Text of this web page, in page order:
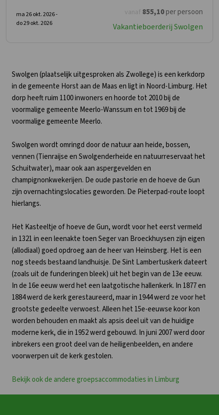
vanaf 855,10per persoon
ma 26 okt. 2026 -
do 29 okt. 2026
Vakantieboerderij Swolgen
Swolgen (plaatselijk uitgesproken als Zwollege) is een kerkdorp
in de gemeente Horst aan de Maas en ligt in Noord-Limburg. Het
dorp heeft ruim 1100 inwoners en hoorde tot 2010 bij de
voormalige gemeente Meerlo-Wanssum en tot 1969 bij de
voormalige gemeente Meerlo.
Swolgen wordt omringd door de natuur aan heide, bossen,
vennen (Tienraijse en Swolgenderheide en natuurreservaat het
Schuitwater), maar ook aan aspergevelden en
champignonkwekerijen. De oude pastorie en de hoeve de Gun
zijn overnachtingslocaties geworden. De Pieterpad-route loopt
hierlangs.
Het Kasteeltje of hoeve de Gun, wordt voor het eerst vermeld
in 1321 in een leenakte toen Seger van Broeckhuysen zijn eigen
(allodiaal) goed opdroeg aan de heer van Heinsberg. Het is een
nog steeds bestaand landhuisje. De Sint Lambertuskerk dateert
(zoals uit de funderingen bleek) uit het begin van de 13e eeuw.
In de 16e eeuw werd het een laatgotische hallenkerk. In 1877 en
1884 werd de kerk gerestaureerd, maar in 1944 werd ze voor het
grootste gedeelte verwoest. Alleen het 15e-eeuwse koor kon
worden behouden en maakt als apsis deel uit van de huidige
moderne kerk, die in 1952 werd gebouwd. In juni 2007 werd door
inbrekers een groot deel van de heiligenbeelden, en andere
voorwerpen uit de kerk gestolen.
Bekijk ook de andere groepsaccommodaties in Limburg